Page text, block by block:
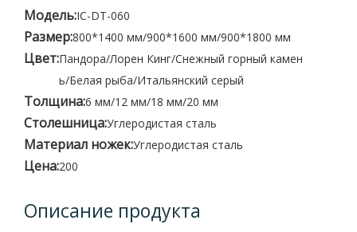
Модель:IC-DT-060
Размер:800*1400 мм/900*1600 мм/900*1800 мм
Цвет:Пандора/Лорен Кинг/Снежный горный камен
ь/Белая рыба/Итальянский серый
Толщина:6 мм/12 мм/18 мм/20 мм
Столешница:Углеродистая сталь
Материал ножек:Углеродистая сталь
Цена:200
Описание продукта